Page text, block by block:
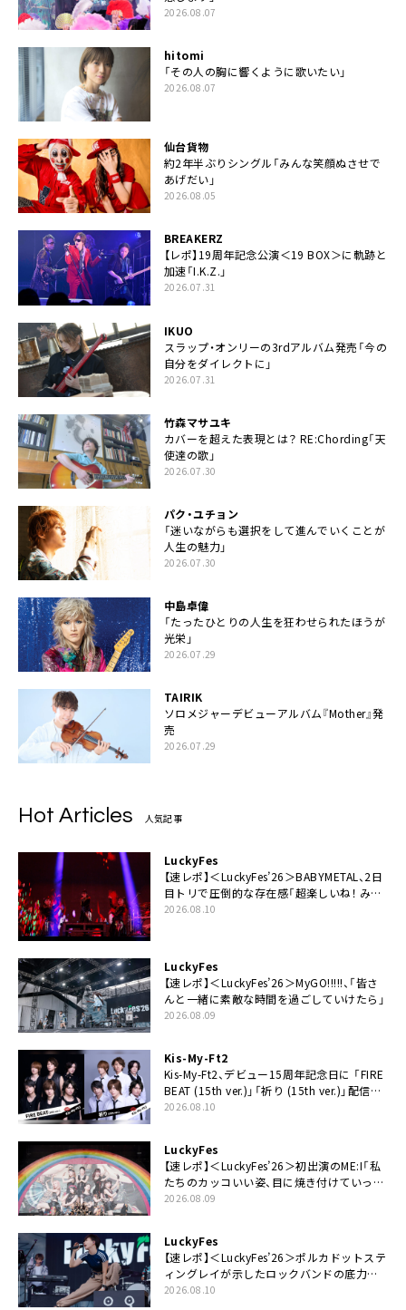
2026.08.07
hitomi
「その人の胸に響くように歌いたい」
2026.08.07
仙台貨物
約2年半ぶりシングル「みんな笑顔ぬさせで
あげだい」
2026.08.05
BREAKERZ
【レポ】19周年記念公演＜19 BOX＞に軌跡と
加速「I.K.Z.」
2026.07.31
IKUO
スラップ・オンリーの3rdアルバム発売「今の
自分をダイレクトに」
2026.07.31
竹森マサユキ
カバーを超えた表現とは？ RE:Chording「天
使達の歌」
2026.07.30
パク・ユチョン
「迷いながらも選択をして進んでいくことが
人生の魅力」
2026.07.30
中島卓偉
「たったひとりの人生を狂わせられたほうが
光栄」
2026.07.29
TAIRIK
ソロメジャーデビューアルバム『Mother』発
売
2026.07.29
Hot Articles 人気記事
LuckyFes
【速レポ】＜LuckyFes’26＞BABYMETAL、2日
目トリで圧倒的な存在感「超楽しいね！ みん
なありがとう！」
2026.08.10
LuckyFes
【速レポ】＜LuckyFes’26＞MyGO!!!!!、「皆さ
んと一緒に素敵な時間を過ごしていけたら」
2026.08.09
Kis-My-Ft2
Kis-My-Ft2、デビュー15周年記念日に 「FIRE
BEAT (15th ver.)」「祈り (15th ver.)」配信ス
タート
2026.08.10
LuckyFes
【速レポ】＜LuckyFes’26＞初出演のME:I「私
たちのカッコいい姿、目に焼き付けていって
ください！」
2026.08.09
LuckyFes
【速レポ】＜LuckyFes’26＞ポルカドットステ
ィングレイが示したロックバンドの底力
「LuckyFesのマスコットキャラクターである
2026.08.10